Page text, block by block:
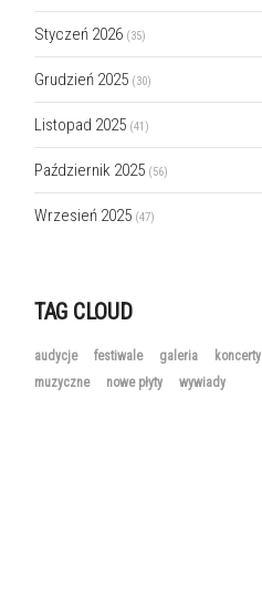
Styczeń 2026 (35)
Grudzień 2025 (30)
Listopad 2025 (41)
Październik 2025 (56)
Wrzesień 2025 (47)
TAG CLOUD
audycje festiwale galeria koncerty
muzyczne
nowe płyty wywiady